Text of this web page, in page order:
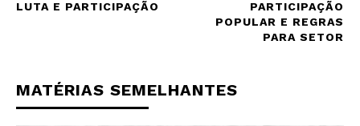
LUTA E PARTICIPAÇÃO
PARTICIPAÇÃO
POPULAR E REGRAS
PARA SETOR
MATÉRIAS SEMELHANTES